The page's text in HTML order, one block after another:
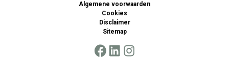
Algemene voorwaarden
Cookies
Disclaimer
Sitemap